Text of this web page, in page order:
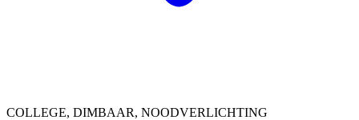
COLLEGE, DIMBAAR, NOODVERLICHTING